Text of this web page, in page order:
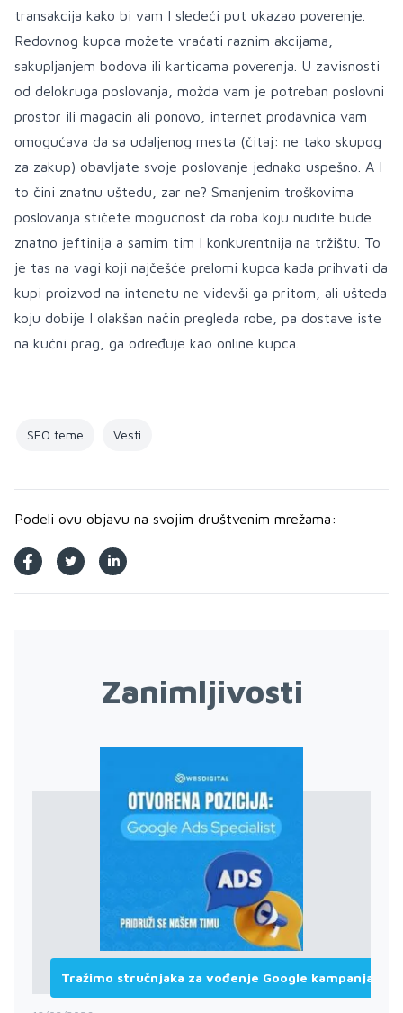
transakcija kako bi vam I sledeći put ukazao poverenje.
Redovnog kupca možete vraćati raznim akcijama,
sakupljanjem bodova ili karticama poverenja. U zavisnosti
od delokruga poslovanja, možda vam je potreban poslovni
prostor ili magacin ali ponovo, internet prodavnica vam
omogućava da sa udaljenog mesta (čitaj: ne tako skupog
za zakup) obavljate svoje poslovanje jednako uspešno. A I
to čini znatnu uštedu, zar ne? Smanjenim troškovima
poslovanja stičete mogućnost da roba koju nudite bude
znatno jeftinija a samim tim I konkurentnija na tržištu. To
je tas na vagi koji najčešće prelomi kupca kada prihvati da
kupi proizvod na intenetu ne videvši ga pritom, ali ušteda
koju dobije I olakšan način pregleda robe, pa dostave iste
na kućni prag, ga određuje kao online kupca.
SEO teme Vesti
Podeli ovu objavu na svojim društvenim mrežama:
Zanimljivosti
Tražimo stručnjaka za vođenje Google kampanja